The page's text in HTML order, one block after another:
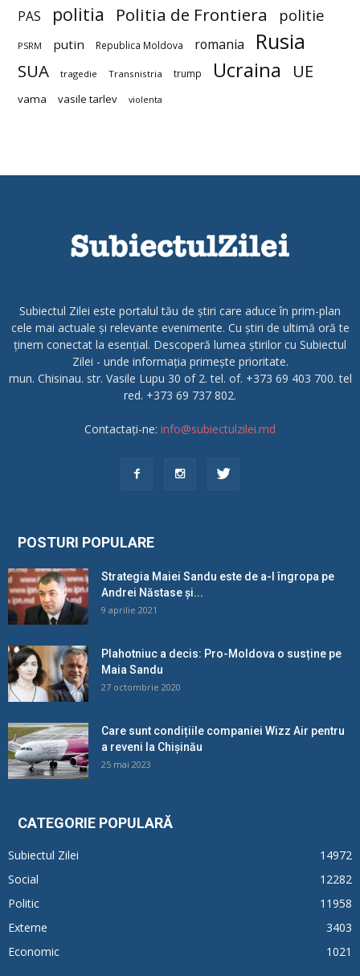
PAS politia Politia de Frontiera politie
PSRM putin Republica Moldova romania Rusia
SUA tragedie Transnistria trump Ucraina UE
vama vasile tarlev violenta
Subiectul Zilei este portalul tău de știri care aduce în prim-plan
cele mai actuale și relevante evenimente. Cu știri de ultimă oră te
ținem conectat la esențial. Descoperă lumea știrilor cu Subiectul
Zilei - unde informația primește prioritate.
mun. Chisinau. str. Vasile Lupu 30 of 2. tel. of. +373 69 403 700. tel
red. +373 69 737 802.
Contactați-ne: info@subiectulzilei.md
POSTURI POPULARE
Strategia Maiei Sandu este de a-l îngropa pe
Andrei Năstase și...
9 aprilie 2021
Plahotniuc a decis: Pro-Moldova o susține pe
Maia Sandu
27 octombrie 2020
Care sunt condițiile companiei Wizz Air pentru
a reveni la Chișinău
25 mai 2023
CATEGORIE POPULARĂ
Subiectul Zilei
14972
Social
12282
Politic
11958
Externe
3403
Economic
1021